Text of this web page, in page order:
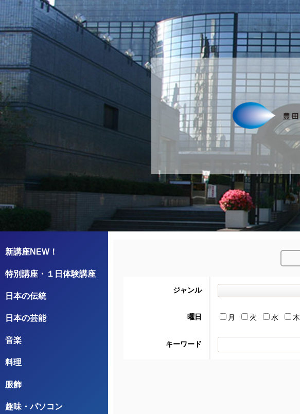
新講座NEW！
特別講座・１日体験講座
日本の伝統
日本の芸能
音楽
料理
服飾
趣味・パソコン
ジャンル
曜日 月 火 水 木
キーワード